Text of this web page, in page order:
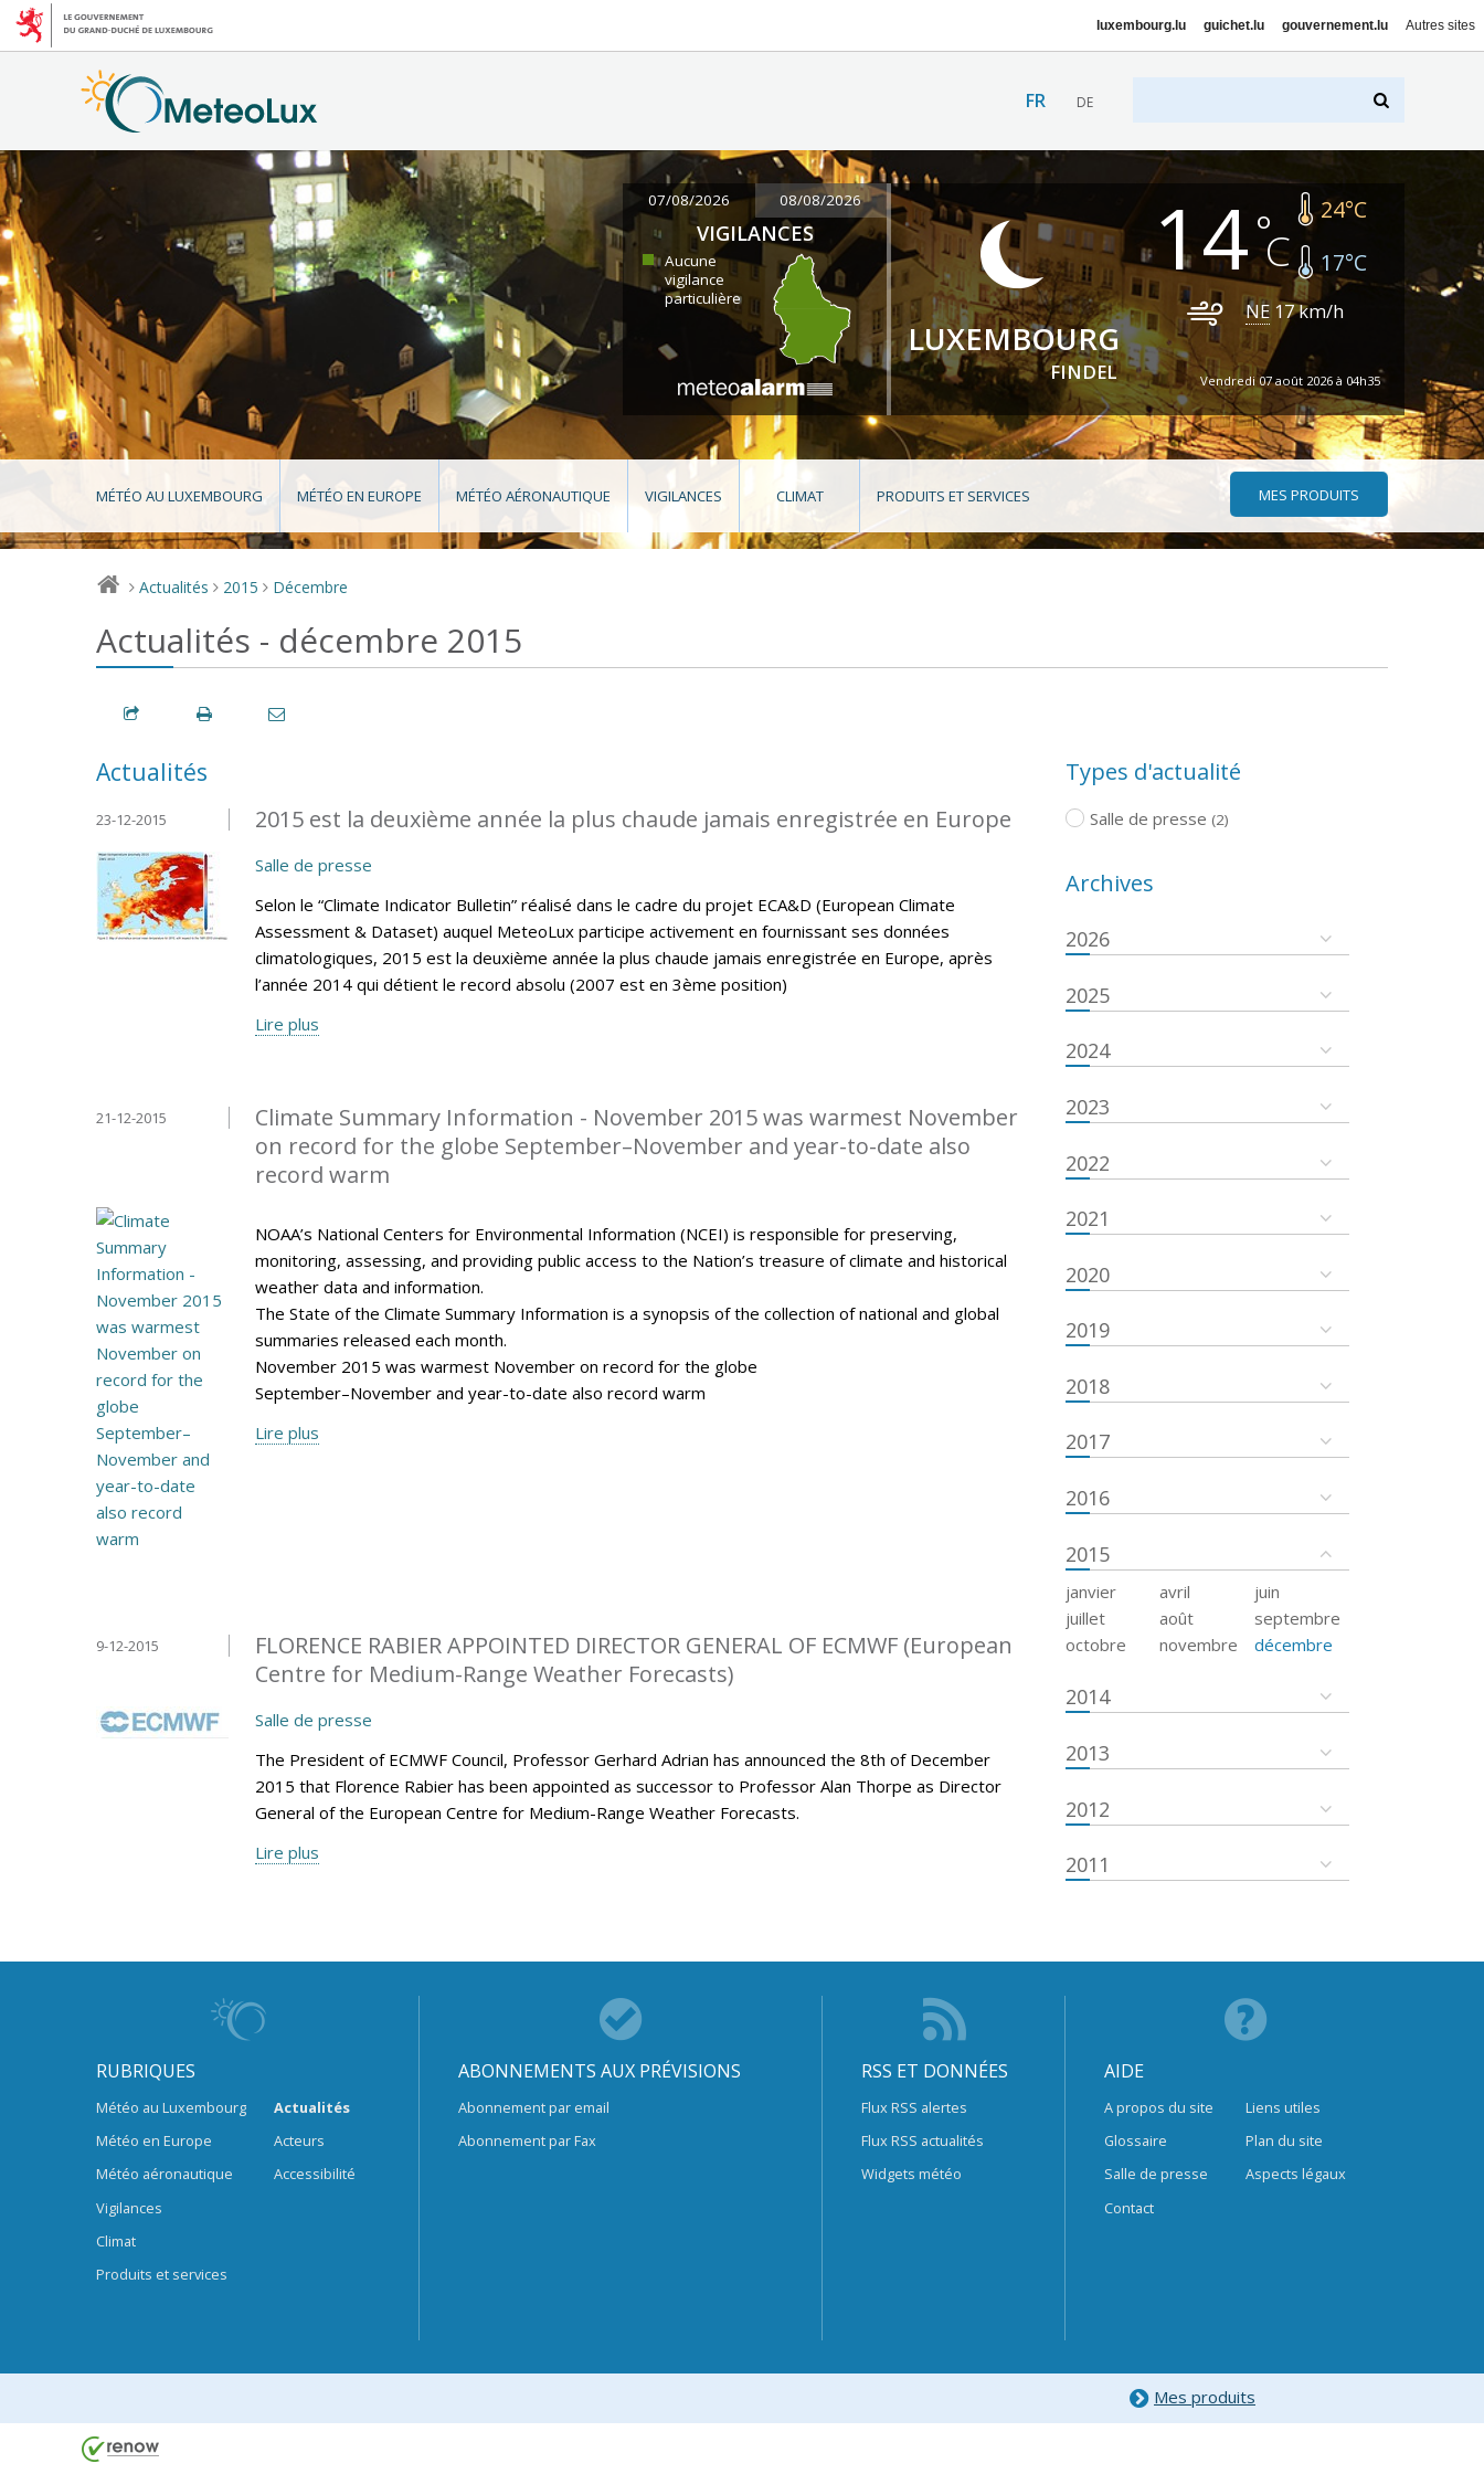
luxembourg.lu guichet.lu gouvernement.lu Autres sites
FR DE
07/08/2026 08/08/2026
VIGILANCES
Aucune
vigilance
particulière
LUXEMBOURG
FINDEL
14 24°C
17°C
NE 17km/h
Vendredi 07 août 2026 à 04h35
MÉTÉO AU LUXEMBOURG MÉTÉO EN EUROPE MÉTÉO AÉRONAUTIQUE VIGILANCES CLIMAT PRODUITS ET SERVICES MES PRODUITS
> Actualités > 2015 > Décembre
Actualités - décembre 2015
Actualités
2015 est la deuxième année la plus chaude jamais enregistrée en Europe
23-12-2015
Salle de presse
Selon le “Climate Indicator Bulletin” réalisé dans le cadre du projet ECA&D (European Climate
Assessment & Dataset) auquel MeteoLux participe activement en fournissant ses données
climatologiques, 2015 est la deuxième année la plus chaude jamais enregistrée en Europe, après
l’année 2014 qui détient le record absolu (2007 est en 3ème position)
Lire plus
Climate Summary Information - November 2015 was warmest November
on record for the globe September–November and year-to-date also
record warm
21-12-2015
NOAA’s National Centers for Environmental Information (NCEI) is responsible for preserving,
monitoring, assessing, and providing public access to the Nation’s treasure of climate and historical
weather data and information.
The State of the Climate Summary Information is a synopsis of the collection of national and global
summaries released each month.
November 2015 was warmest November on record for the globe
September–November and year-to-date also record warm
Lire plus
FLORENCE RABIER APPOINTED DIRECTOR GENERAL OF ECMWF (European
Centre for Medium-Range Weather Forecasts)
9-12-2015
Salle de presse
The President of ECMWF Council, Professor Gerhard Adrian has announced the 8th of December
2015 that Florence Rabier has been appointed as successor to Professor Alan Thorpe as Director
General of the European Centre for Medium-Range Weather Forecasts.
Lire plus
Types d'actualité
Salle de presse (2)
Archives
2026
2025
2024
2023
2022
2021
2020
2019
2018
2017
2016
2015
janvier avril
juin
juillet
août
septembre
octobre
novembre décembre
2014
2013
2012
2011
RUBRIQUES
Météo au Luxembourg
Météo en Europe
Météo aéronautique
Vigilances
Climat
Produits et services
Actualités
Acteurs
Accessibilité
ABONNEMENTS AUX PRÉVISIONS
Abonnement par email
Abonnement par Fax
RSS ET DONNÉES
Flux RSS alertes
Flux RSS actualités
Widgets météo
AIDE
A propos du site
Glossaire
Salle de presse
Contact
Liens utiles
Plan du site
Aspects légaux
Mes produits